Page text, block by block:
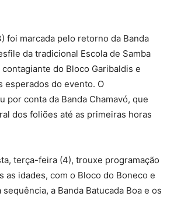
foi marcada pelo retorno da Banda
da tradicional Escola de Samba
contagiante do Bloco Garibaldis e
esperados do evento. O
por conta da Banda Chamavó, que
dos foliões até as primeiras horas
terça-feira (4), trouxe programação
as idades, com o Bloco do Boneco e
a Banda Batucada Boa e os